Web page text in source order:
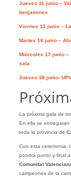
Jueves 11 junio –
benjamines
Viernes 12 junio –
Martes 16 junio –
Miércoles 17 junio –
sala
Jueves 18 junio-
La próxima gala de
En ella se
toda la provincia de
Con esta ceremonia,
pondrá punto y final
Comunitat
campeones de la